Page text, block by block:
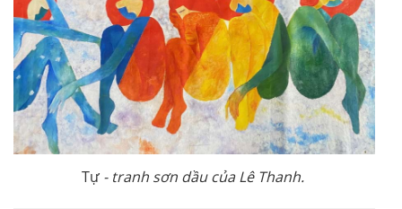
Tự- tranh sơn dầu của Lê Thanh.